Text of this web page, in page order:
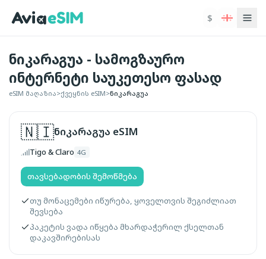
$
ნიკარაგუა - სამოგზაურო
ინტერნეტი საუკეთესო ფასად
eSIM მაღაზია>ქვეყნის eSIM>ნიკარაგუა
🇳🇮ნიკარაგუა eSIM
Tigo & Claro 4G
თავსებადობის შემოწმება
თუ მონაცემები იწურება, ყოველთვის შეგიძლიათ
შევსება
პაკეტის ვადა იწყება მხარდაჭერილ ქსელთან
დაკავშირებისას